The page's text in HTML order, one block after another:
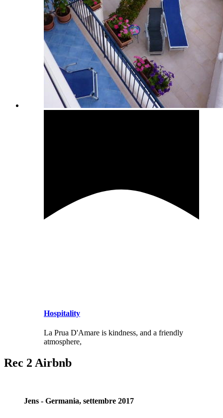
Hospitality
La Prua D'Amare is kindness, and a friendly
atmosphere,
Rec 2 Airbnb
Jens - Germania, settembre 2017